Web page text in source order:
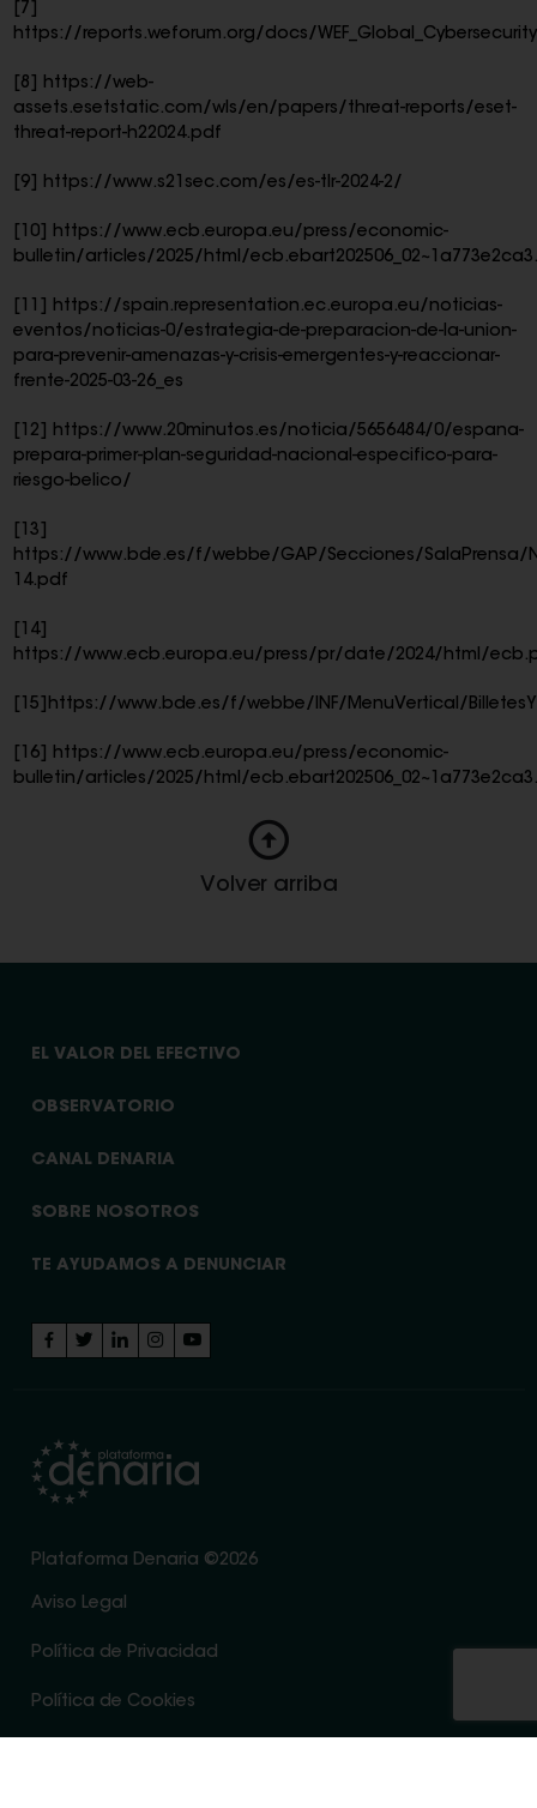
[7]
https://reports.weforum.org/docs/
[8]
https://web-
assets.esetstatic.com/wls/en/papers/threat-reports/eset-
threat-report-h22024.pdf
[9] https://www.s21sec.com/es/es-tlr-2024-2/
[10]
https://www.ecb.europa.eu/press/economic-
bulletin/articles/2025/html/
[11]
https://spain.representation.ec.europa.eu/noticias-
eventos/noticias-0/estrategia-de-preparacion-de-la-union-
para-prevenir-amenazas-y-crisis-emergentes-y-reaccionar-
frente-2025-03-26_es
[12]
https://www.20minutos.es/noticia/5656484/0/espana-
prepara-primer-plan-seguridad-nacional-especifico-para-
riesgo-belico/
[13]
https://www.bde.es/f/webbe/GAP/Secciones/SalaPrensa/
14.pdf
[14]
https://www.ecb.europa.eu/press/pr/date/2024/html/
[15] https://www.bde.es/f/webbe/INF/MenuVertical/
[16]
https://www.ecb.europa.eu/press/economic-
bulletin/articles/2025/html/
Volver arriba
EL VALOR DEL EFECTIVO
OBSERVATORIO
CANAL DENARIA
SOBRE NOSOTROS
TE AYUDAMOS A DENUNCIAR
Plataforma Denaria ©2026
Aviso Legal
Política de Privacidad
Política de Cookies